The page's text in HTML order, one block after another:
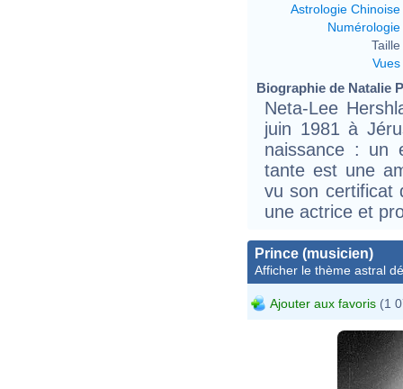
Astrologie Chinoise
Numérologie
Taille
Vues
Biographie de Natalie
Neta-Lee
juin 1981 à
naissance : un
tante est une
vu son certificat
une actrice et
Prince (musicien)
Afficher le thème astral
Ajouter aux favoris (1